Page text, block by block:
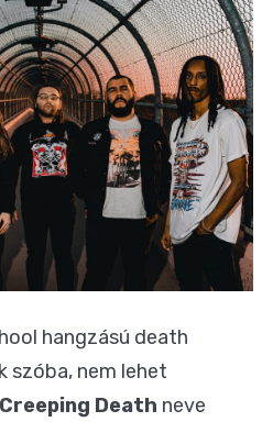
hangzású death
szóba, nem lehet
Creeping Death neve